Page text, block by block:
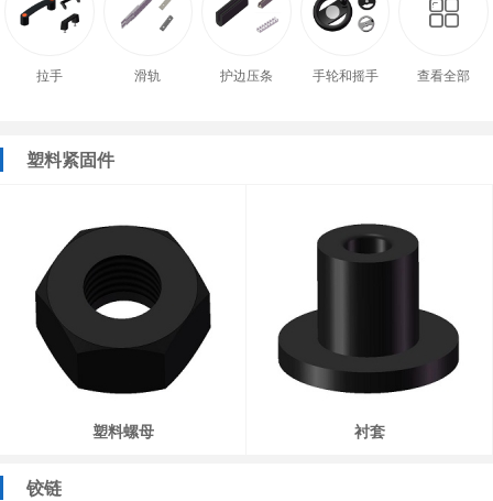
拉手 滑轨 护边压条 手轮和摇手 查看全部
塑料紧固件
塑料螺母 衬套
铰链